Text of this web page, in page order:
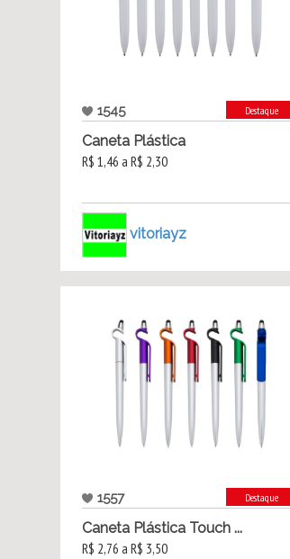
1545 Destaque
Caneta Plástica
R$ 1,46 a R$ 2,30
vitoriayz
1557 Destaque
Caneta Plástica Touch ...
R$ 2,76 a R$ 3,50